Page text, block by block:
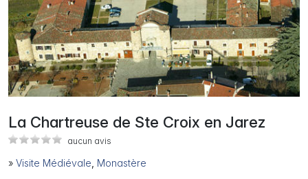
La Chartreuse de Ste Croix en Jarez
aucun avis
» Visite Médiévale Monastère